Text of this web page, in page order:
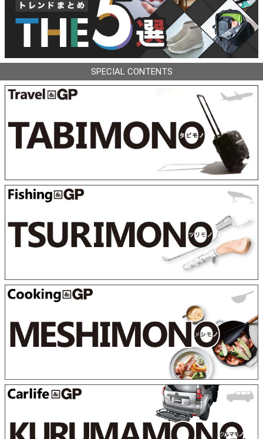
SPECIAL CONTENTS